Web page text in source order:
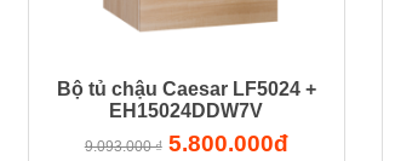
Bộ tủ chậu Caesar LF5024 +
EH15024DDW7V
9.093.000 ₫ 5.800.000đ